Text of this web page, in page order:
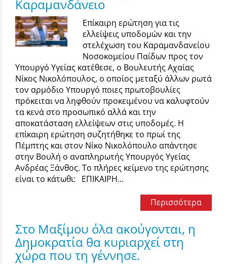
Καραμανδάνειο
Επίκαιρη ερώτηση για τις
ελλείψεις υποδομών και την
στελέχωση του Καραμανδανείου
Νοσοκομείου Παίδων προς τον
Υπουργό Υγείας κατέθεσε, ο Βουλευτής Αχαίας
Νίκος Νικολόπουλος, ο οποίος μεταξύ άλλων ρωτά
τον αρμόδιο Υπουργό ποιες πρωτοβουλίες
πρόκειται να ληφθούν προκειμένου να καλυφτούν
τα κενά στο προσωπικό αλλά και την
αποκατάσταση ελλείψεων στις υποδομές. Η
επίκαιρη ερώτηση συζητήθηκε το πρωί της
Πέμπτης και στον Νίκο Νικολόπουλο απάντησε
στην Βουλή ο αναπληρωτής Υπουργός Υγείας
Ανδρέας Ξάνθος. Το πλήρες κείμενο της ερώτησης
είναι το κάτωθι: ΕΠΙΚΑΙΡΗ...
Περισσότερα
Στο Μαξίμου όλα ακούγονται, η
Δημοκρατία θα κυριαρχεί στη
χώρα που τη γέννησε.